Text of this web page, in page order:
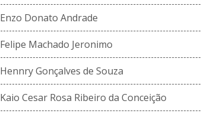
Enzo Donato Andrade
Felipe Machado Jeronimo
Hennry Gonçalves de Souza
Kaio Cesar Rosa Ribeiro da Conceição